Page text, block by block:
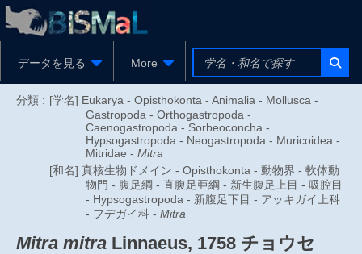
データを見る More
分類 : [学名] Eukarya - Opisthokonta - Animalia - Mollusca -
Gastropoda - Orthogastropoda -
Caenogastropoda - Sorbeoconcha -
Hypsogastropoda - Neogastropoda - Muricoidea -
Mitridae - Mitra
[和名] 真核生物ドメイン - Opisthokonta - 動物界 - 軟体動
物門 - 腹足綱 - 直腹足亜綱 - 新生腹足上目 - 吸腔目
- Hypsogastropoda - 新腹足下目 - アッキガイ上科
- フデガイ科 - Mitra
Mitra mitra Linnaeus, 1758 チョウセ